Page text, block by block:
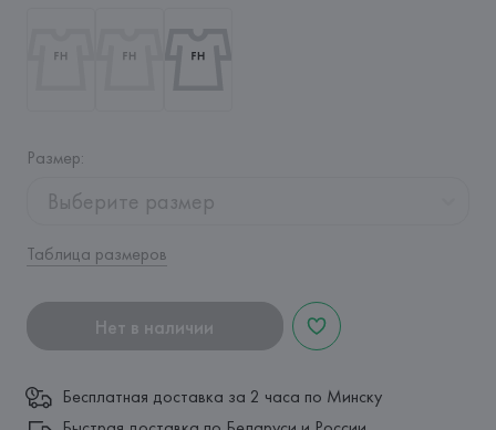
Размер:
Выберите размер
Таблица размеров
Нет в наличии
Бесплатная доставка за 2 часа по Минску